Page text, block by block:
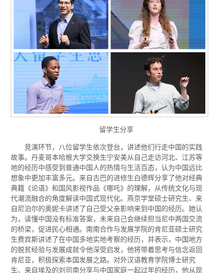
留学生分享
竞演环节，八位留学生依次登台，讲述他们行走中国的实践
故事。丹麦哥本哈根大学交换生宁安美从自己走访河北、江苏等
地的经历中感受到普通中国人的热情与生活百态，认为中国远比
想象中更加丰富多元。来自古巴的进修生白德辉分享了他对经典
典籍《论语》和国风影视作品《哪吒》的理解，从传统文化与现
代潮流融合的角度解读中国式现代化。燕京学堂硕士研究生、来
自尼泊尔的奥妮卡讲述了自己受父亲影响来到中国的经历。她认
为，读懂中国没有标准答案，未来自己会继续担当尼中两国交流
的桥梁，促进民心相通。南南合作与发展学院的肯尼亚硕士研究
生费宾斯讲述了在中国多地实地考察的经历，并表示，中国地方
的脱贫经验与发展成就令他深受启发，他将带着思考与信念返回
肯尼亚，积极探索本国发展之路。对外汉语教育学院博士研究
生、来自埃及的刘司南分享与中国家庭一起过年的经历，他从现